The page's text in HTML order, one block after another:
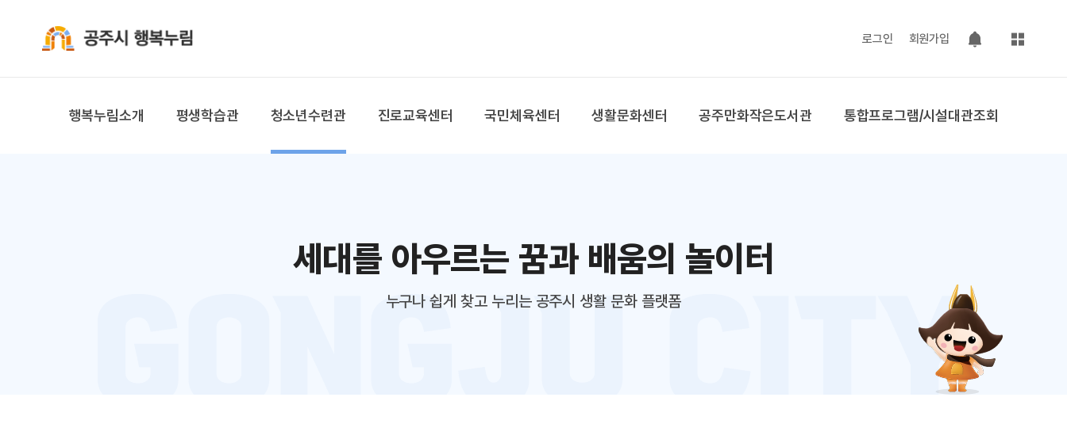
로그인 회원가입
팝업 열기
사이트맵
행복누림소개 평생학습관 청소년수련관 진로교육센터 국민체육센터 생활문화센터 공주만화작은도서관 통합프로그램/시설대관조회
세대를 아우르는 꿈과 배움의 놀이터
누구나 쉽게 찾고 누리는 공주시 생활 문화 플랫폼